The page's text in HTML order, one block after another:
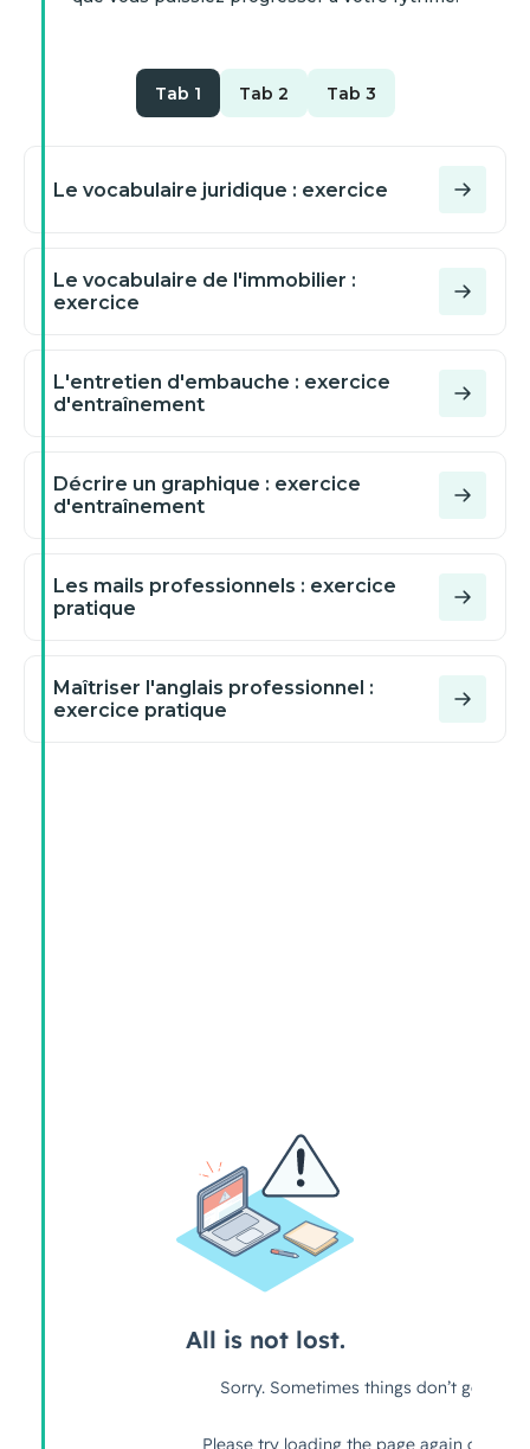
Tab 1 Tab 2 Tab 3
Le vocabulaire juridique : exercice
Le vocabulaire de l'immobilier :
exercice
L'entretien d'embauche : exercice
d'entraînement
Décrire un graphique : exercice
d'entraînement
Les mails professionnels : exercice
pratique
Maîtriser l'anglais professionnel :
exercice pratique